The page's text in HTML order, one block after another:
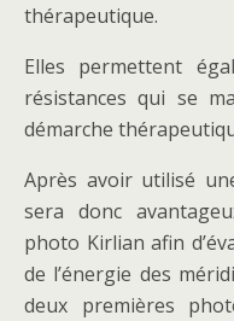
thérapeutique.
Elles permettent
résistances qui se
démarche
Après avoir utilisé
sera donc
photo Kirlian afin
de l’énergie des
deux premières